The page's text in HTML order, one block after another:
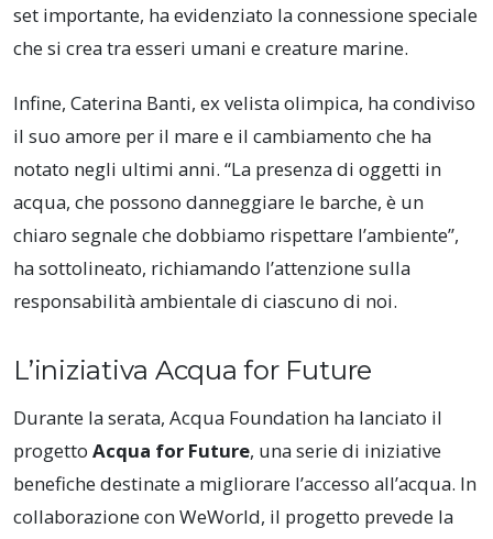
set importante, ha evidenziato la connessione speciale
che si crea tra esseri umani e creature marine.
Infine, Caterina Banti, ex velista olimpica, ha condiviso
il suo amore per il mare e il cambiamento che ha
notato negli ultimi anni. “La presenza di oggetti in
acqua, che possono danneggiare le barche, è un
chiaro segnale che dobbiamo rispettare l’ambiente”,
ha sottolineato, richiamando l’attenzione sulla
responsabilità ambientale di ciascuno di noi.
L’iniziativa Acqua for Future
Durante la serata, Acqua Foundation ha lanciato il
progetto Acqua for Future, una serie di iniziative
benefiche destinate a migliorare l’accesso all’acqua. In
collaborazione con WeWorld, il progetto prevede la